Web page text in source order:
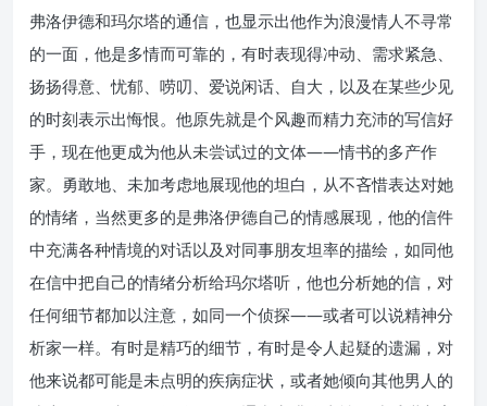
弗洛伊德和玛尔塔的通信，也显示出他作为浪漫情人不寻常
的一面，他是多情而可靠的，有时表现得冲动、需求紧急、
扬扬得意、忧郁、唠叨、爱说闲话、自大，以及在某些少见
的时刻表示出悔恨。他原先就是个风趣而精力充沛的写信好
手，现在他更成为他从未尝试过的文体——情书的多产作
家。勇敢地、未加考虑地展现他的坦白，从不吝惜表达对她
的情绪，当然更多的是弗洛伊德自己的情感展现，他的信件
中充满各种情境的对话以及对同事朋友坦率的描绘，如同他
在信中把自己的情绪分析给玛尔塔听，他也分析她的信，对
任何细节都加以注意，如同一个侦探——或者可以说精神分
析家一样。有时是精巧的细节，有时是令人起疑的遗漏，对
他来说都可能是未点明的疾病症状，或者她倾向其他男人的